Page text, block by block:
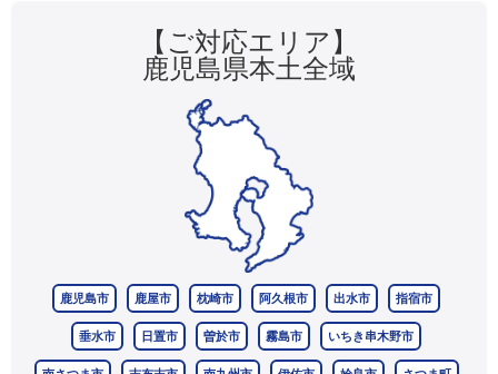
【ご対応エリア】
鹿児島県本土全域
鹿児島市 鹿屋市 枕崎市 阿久根市 出水市 指宿市
垂水市 日置市 曽於市 霧島市 いちき串木野市